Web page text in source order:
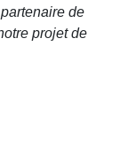
de
projet de